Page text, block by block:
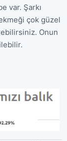
var. Şarkı
çok güzel
Onun